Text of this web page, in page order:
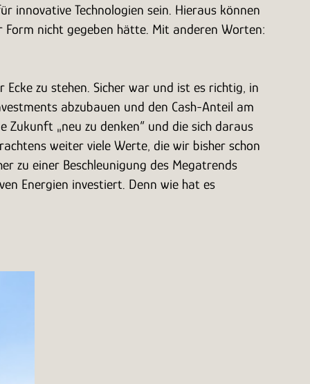
innovative Technologien sein. Hieraus können
nicht gegeben hätte. Mit anderen Worten:
zu stehen. Sicher war und ist es richtig, in
abzubauen und den Cash-Anteil am
„neu zu denken“ und die sich daraus
weiter viele Werte, die wir bisher schon
zu einer Beschleunigung des Megatrends
Energien investiert. Denn wie hat es